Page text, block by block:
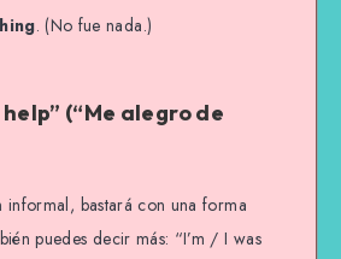
. (No fue nada.)
(“Me alegro de
informal, bastará con una forma
puedes decir más: “I’m / I was